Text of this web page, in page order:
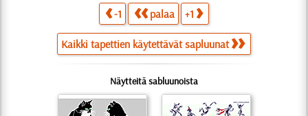
-1 palaa +1
Kaikki tapettien käytettävät sapluunat
Näytteitä sabluunoista